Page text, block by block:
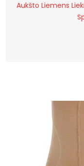
Aukšto Liemens